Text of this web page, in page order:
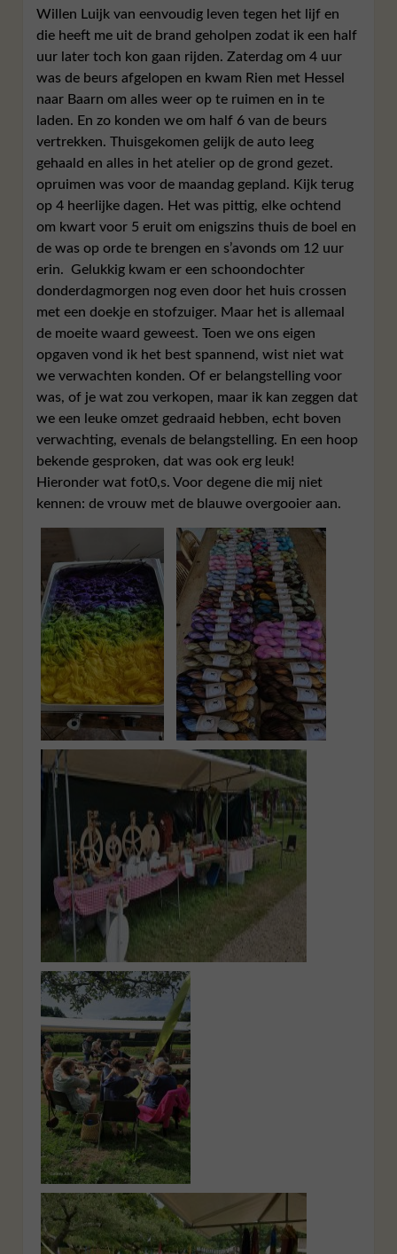
Willen Luijk van eenvoudig leven tegen het lijf en
die heeft me uit de brand geholpen zodat ik een half
uur later toch kon gaan rijden. Zaterdag om 4 uur
was de beurs afgelopen en kwam Rien met Hessel
naar Baarn om alles weer op te ruimen en in te
laden. En zo konden we om half 6 van de beurs
vertrekken. Thuisgekomen gelijk de auto leeg
gehaald en alles in het atelier op de grond gezet.
opruimen was voor de maandag gepland. Kijk terug
op 4 heerlijke dagen. Het was pittig, elke ochtend
om kwart voor 5 eruit om enigszins thuis de boel en
de was op orde te brengen en s’avonds om 12 uur
erin. Gelukkig kwam er een schoondochter
donderdagmorgen nog even door het huis crossen
met een doekje en stofzuiger. Maar het is allemaal
de moeite waard geweest. Toen we ons eigen
opgaven vond ik het best spannend, wist niet wat
we verwachten konden. Of er belangstelling voor
was, of je wat zou verkopen, maar ik kan zeggen dat
we een leuke omzet gedraaid hebben, echt boven
verwachting, evenals de belangstelling. En een hoop
bekende gesproken, dat was ook erg leuk!
Hieronder wat fot0,s. Voor degene die mij niet
kennen: de vrouw met de blauwe overgooier aan.